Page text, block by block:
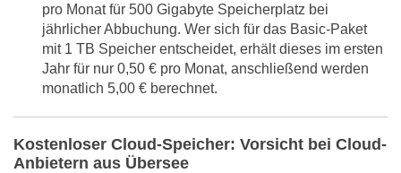
pro Monat für 500 Gigabyte Speicherplatz bei
jährlicher Abbuchung. Wer sich für das Basic-Paket
mit 1 TB Speicher entscheidet, erhält dieses im ersten
Jahr für nur 0,50 € pro Monat, anschließend werden
monatlich 5,00 € berechnet.
Kostenloser Cloud-Speicher: Vorsicht bei Cloud-
Anbietern aus Übersee